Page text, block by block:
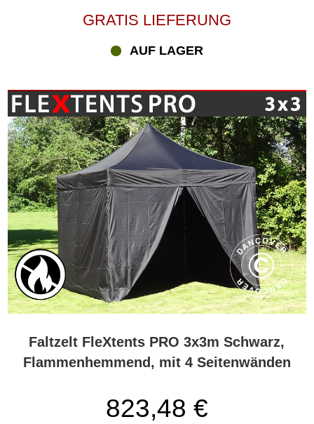
GRATIS LIEFERUNG
AUF LAGER
Faltzelt FleXtents PRO 3x3m Schwarz,
Flammenhemmend, mit 4 Seitenwänden
823,48 €